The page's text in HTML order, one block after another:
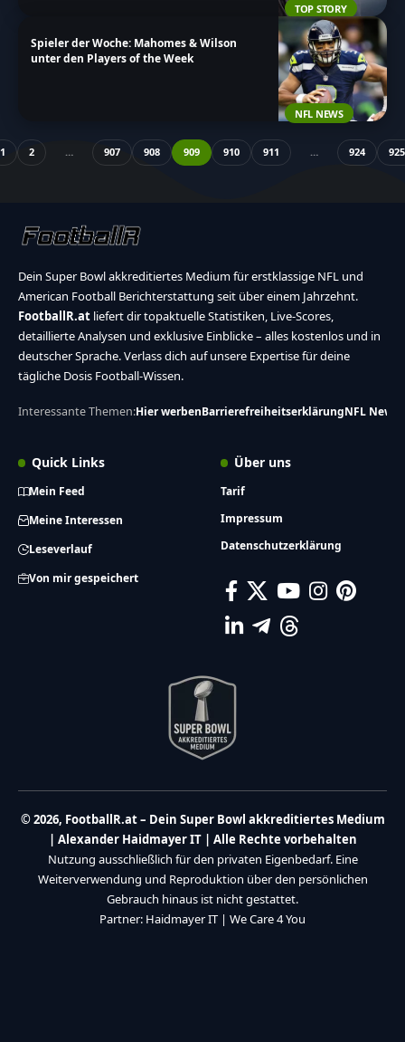
TOP STORY
NFL NEWS
Spieler der Woche: Mahomes & Wilson
unter den Players of the Week
1 2 … 907 908 909 910 911 … 924 925
Dein Super Bowl akkreditiertes Medium für erstklassige NFL und
American Football Berichterstattung seit über einem Jahrzehnt.
FootballR.at liefert dir topaktuelle Statistiken, Live-Scores,
detaillierte Analysen und exklusive Einblicke – alles kostenlos und in
deutscher Sprache. Verlass dich auf unsere Expertise für deine
tägliche Dosis Football-Wissen.
Interessante Themen:Hier werbenBarrierefreiheitserklärungNFL News
Quick Links
Mein Feed
Meine Interessen
Leseverlauf
Von mir gespeichert
Über uns
Tarif
Impressum
Datenschutzerklärung
© 2026, FootballR.at – Dein Super Bowl akkreditiertes Medium
| Alexander Haidmayer IT | Alle Rechte vorbehalten
Nutzung ausschließlich für den privaten Eigenbedarf. Eine
Weiterverwendung und Reproduktion über den persönlichen
Gebrauch hinaus ist nicht gestattet.
Partner: Haidmayer IT | We Care 4 You